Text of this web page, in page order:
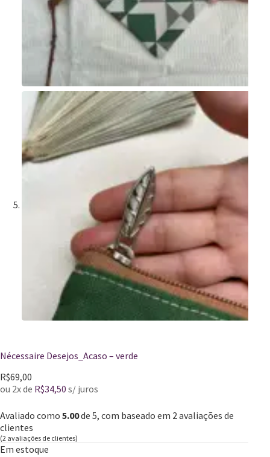
Nécessaire Desejos_Acaso – verde
R$69,00
ou 2x de R$34,50 s/ juros
Avaliado como 5.00de 5, com baseado em 2 avaliações de
clientes
(2 avaliações de clientes)
Em estoque